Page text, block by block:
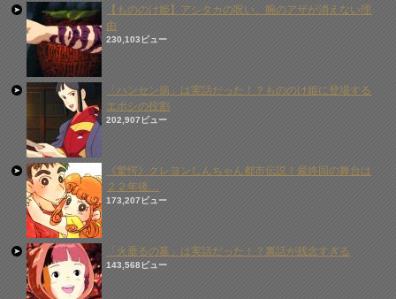
【もののけ姫】アシタカの呪い、腕のアザが消えない理
由
230,103ビュー
「ハンセン病」は実話だった！？もののけ姫に登場する
エボシの役割
202,907ビュー
《驚愕》クレヨンしんちゃん都市伝説！最終回の舞台は
２２年後…
173,207ビュー
「火垂るの墓」は実話だった！？裏話が残念すぎる
143,568ビュー